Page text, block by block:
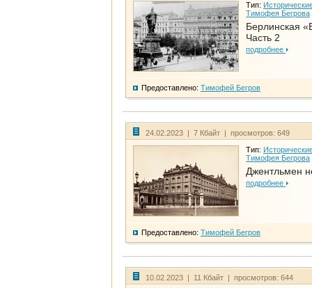
Тип:
Тимофея Бегрова
Берлинская
Часть 2
подробнее
Предоставлено: Тимофей Бегров
24.02.2023 | 7 Кбайт | просмотров: 649
Тип:
Тимофея Бегрова
Джентльмен
подробнее
Предоставлено: Тимофей Бегров
10.02.2023 | 11 Кбайт | просмотров: 644